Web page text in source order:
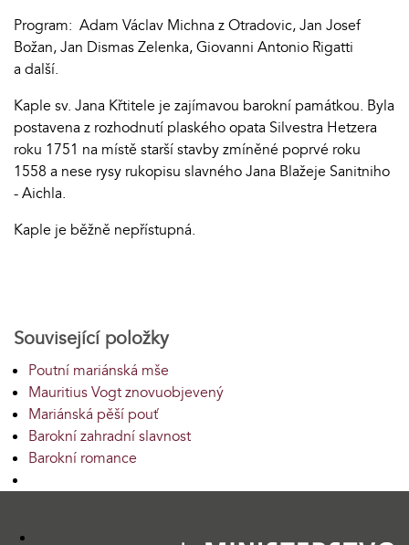
Program: Adam Václav Michna z Otradovic, Jan Josef
Božan, Jan Dismas Zelenka, Giovanni Antonio Rigatti
a další.
Kaple sv. Jana Křtitele je zajímavou barokní památkou. Byla
postavena z rozhodnutí plaského opata Silvestra Hetzera
roku 1751 na místě starší stavby zmíněné poprvé roku
1558 a nese rysy rukopisu slavného Jana Blažeje Sanitniho
- Aichla.
Kaple je běžně nepřístupná.
Související položky
Poutní mariánská mše
Mauritius Vogt znovuobjevený
Mariánská pěší pouť
Barokní zahradní slavnost
Barokní romance